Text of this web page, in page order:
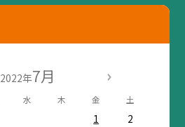
2022年7月
水 木 金 土
1
2